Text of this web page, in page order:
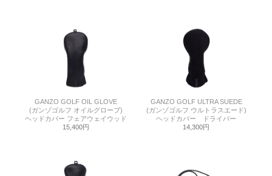
GANZO GOLF OIL GLOVE
(ガンゾゴルフ オイルグローブ)
ヘッドカバー フェアウェイウッド
15,400円
GANZO GOLF ULTRA SUEDE
(ガンゾゴルフ ウルトラスエード)
ヘッドカバー ドライバー
14,300円